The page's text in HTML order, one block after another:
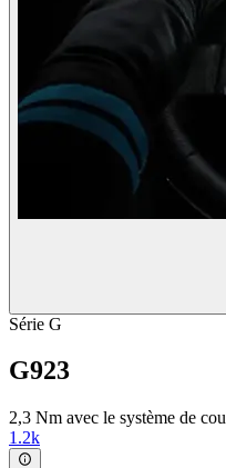
Série G
G923
2,3 Nm avec le système de
1.2k